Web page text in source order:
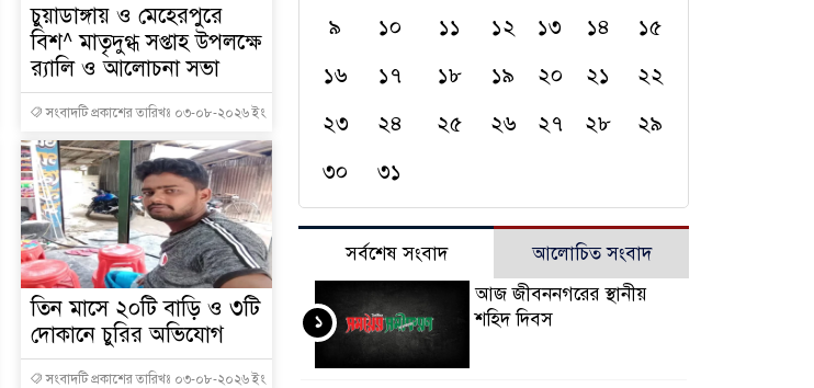
চুয়াডাঙ্গায় ও মেহেরপুরে
বিশ^ মাতৃদুগ্ধ সপ্তাহ উপলক্ষে
র‌্যালি ও আলোচনা সভা
সংবাদটি প্রকাশের তারিখঃ ০৩-০৮-২০২৬ ইং
তিন মাসে ২০টি বাড়ি ও ৩টি
দোকানে চুরির অভিযোগ
সংবাদটি প্রকাশের তারিখঃ ০৩-০৮-২০২৬ ইং
৯
১০ ১১ ১২ ১৩ ১৪
১৫
১৬
১৭ ১৮ ১৯ ২০ ২১
২২
২৩
২৪ ২৫ ২৬ ২৭ ২৮
২৯
৩০
৩১
সর্বশেষ সংবাদ
আলোচিত সংবাদ
আজ জীবননগরের স্থানীয়
শহিদ দিবস
১